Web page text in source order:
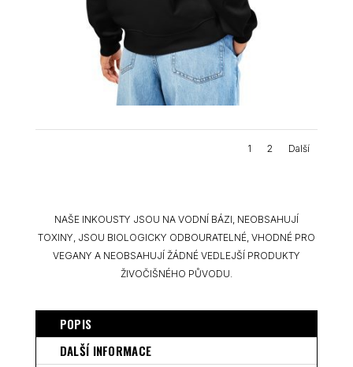
1 2 Další
NAŠE INKOUSTY JSOU NA VODNÍ BÁZI, NEOBSAHUJÍ
TOXINY, JSOU BIOLOGICKY ODBOURATELNÉ, VHODNÉ PRO
VEGANY A NEOBSAHUJÍ ŽÁDNÉ VEDLEJŠÍ PRODUKTY
ŽIVOČIŠNÉHO PŮVODU.
POPIS
DALŠÍ INFORMACE